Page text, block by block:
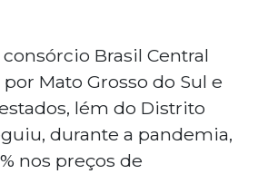
consórcio Brasil Central
Mato Grosso do Sul e
lém do Distrito
durante a pandemia,
nos preços de